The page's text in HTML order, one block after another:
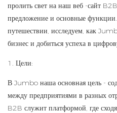
пролить свет на наш веб -сайт
предложение и основные
путешествии, исследуем, как
бизнес и добиться успеха в
1. Цели:
В Jumbo наша основная цель -
между предприятиями в разных
B2B служит платформой, где